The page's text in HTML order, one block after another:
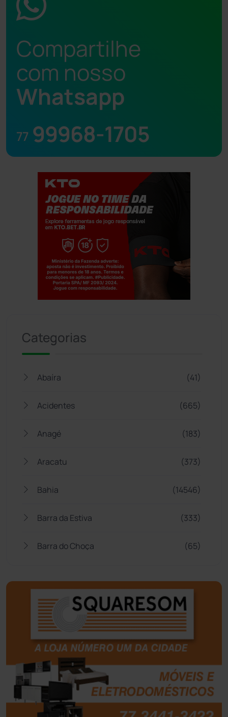
Compartilhe
com nosso
Whatsapp
77 99968-1705
Categorias
Abaíra (41)
Acidentes (665)
Anagé (183)
Aracatu (373)
Bahia (14546)
Barra da Estiva (333)
Barra do Choça (65)
Bom Jesus da Lapa (510)
Boquira (152)
Botuporã
Brasil (7680)
Brumado (31962)